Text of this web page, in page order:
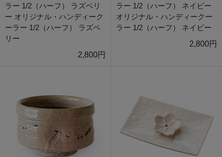
ラー 1/2（ハーフ） ラズベリ
ー オリジナル・ハンディーク
ーラー 1/2（ハーフ） ラズベ
リー
2,800円
ラー 1/2（ハーフ） ネイビー
オリジナル・ハンディークー
ラー 1/2（ハーフ） ネイビー
2,800円